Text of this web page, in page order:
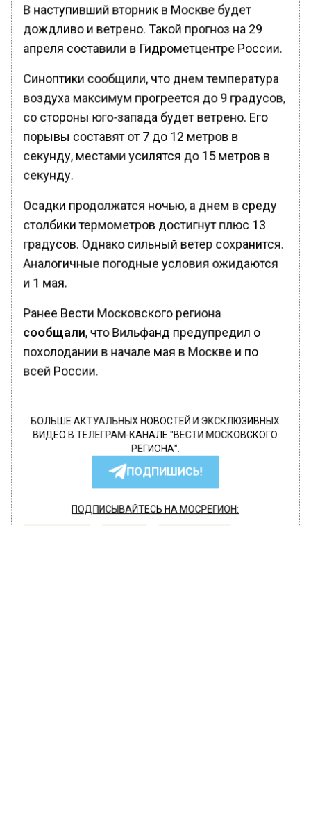
В наступивший вторник в Москве будет
дождливо и ветрено. Такой прогноз на 29
апреля составили в Гидрометцентре России.
Синоптики сообщили, что днем температура
воздуха максимум прогреется до 9 градусов,
со стороны юго-запада будет ветрено. Его
порывы составят от 7 до 12 метров в
секунду, местами усилятся до 15 метров в
секунду.
Осадки продолжатся ночью, а днем в среду
столбики термометров достигнут плюс 13
градусов. Однако сильный ветер сохранится.
Аналогичные погодные условия ожидаются
и 1 мая.
Ранее Вести Московского региона
сообщали, что Вильфанд предупредил о
похолодании в начале мая в Москве и по
всей России.
БОЛЬШЕ АКТУАЛЬНЫХ НОВОСТЕЙ И ЭКСКЛЮЗИВНЫХ
ВИДЕО В ТЕЛЕГРАМ-КАНАЛЕ "ВЕСТИ МОСКОВСКОГО
РЕГИОНА".
ПОДПИШИСЬ!
ПОДПИСЫВАЙТЕСЬ НА МОСРЕГИОН: